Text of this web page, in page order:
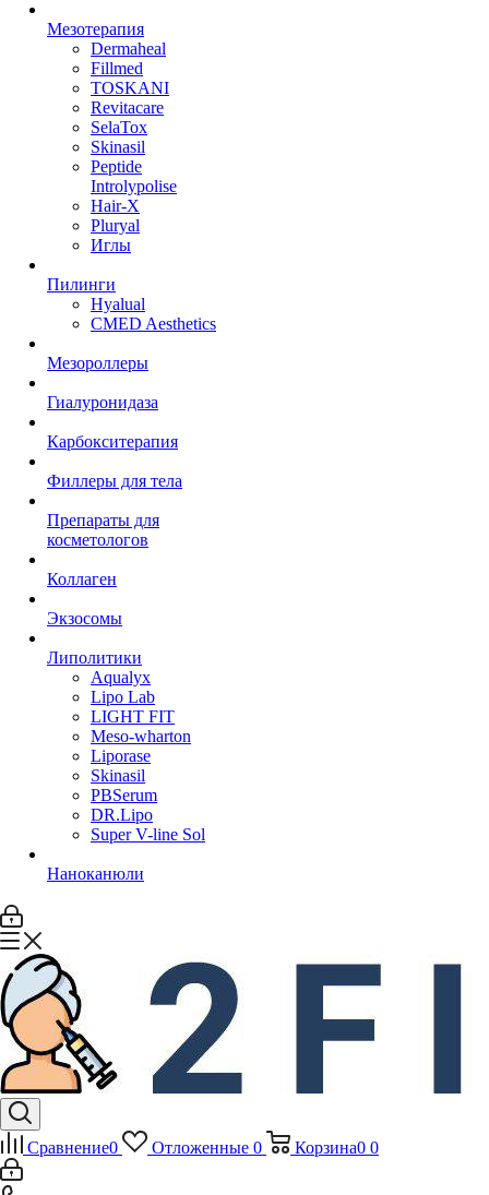
Мезотерапия
Dermaheal
Fillmed
TOSKANI
Revitacare
SelaTox
Skinasil
Peptide
Introlypolise
Hair-X
Pluryal
Иглы
Пилинги
Hyalual
CMED Aesthetics
Мезороллеры
Гиалуронидаза
Карбокситерапия
Филлеры для тела
Препараты для
косметологов
Коллаген
Экзосомы
Липолитики
Aqualyx
Lipo Lab
LIGHT FIT
Meso-wharton
Liporase
Skinasil
PBSerum
DR.Lipo
Super V-line Sol
Наноканюли
Сравнение0 Отложенные 0 Корзина0 0